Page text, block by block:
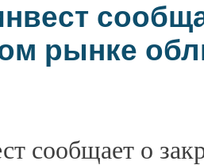
рынке
сообщает о